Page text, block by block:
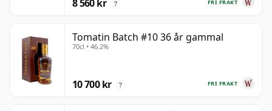
FRI FRAKT
8 560 kr ?
Tomatin Batch #10 36 år gammal
70cl • 46.2%
FRI FRAKT
10 700 kr ?